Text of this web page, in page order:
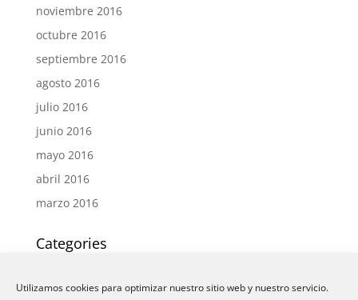
Utilizamos cookies para optimizar nuestro sitio web y nuestro servicio.
noviembre 2016
octubre 2016
septiembre 2016
agosto 2016
julio 2016
junio 2016
mayo 2016
abril 2016
marzo 2016
Categories
Eventos